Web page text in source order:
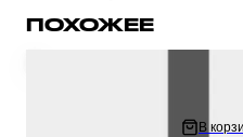
ПОХОЖЕЕ
Амортизатор задний
В